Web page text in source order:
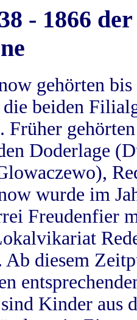
- 1866
gehörten
beiden
Früher
Doderlage
wurde im
Freudenfier
diesem
Kinder aus